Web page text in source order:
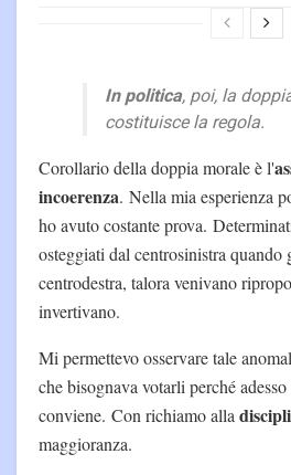
In politica, poi, la
costituisce la regola.
Corollario della doppia morale è l'
incoerenza. Nella mia esperienza
ho avuto costante prova.
osteggiati dal centrosinistra quando
centrodestra, talora venivano
invertivano.
Mi permettevo osservare tale
che bisognava votarli perché
conviene. Con richiamo alla
maggioranza.